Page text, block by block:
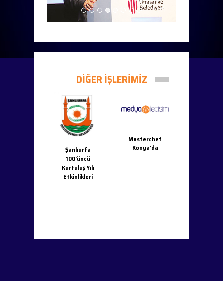
DİĞER İŞLERİMİZ
Şanlıurfa
100'üncü
Kurtuluş Yılı
Etkinlikleri
Masterchef
Konya'da